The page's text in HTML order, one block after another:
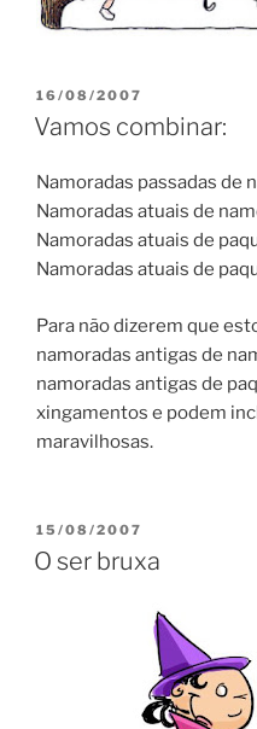
POSTED
ON
16/08/2007
Vamos combinar:
Namoradas passadas de
Namoradas atuais de
Namoradas atuais de
Namoradas atuais de
Para não dizerem que
namoradas antigas de
namoradas antigas de
xingamentos e podem
maravilhosas.
POSTED
ON
15/08/2007
O ser bruxa